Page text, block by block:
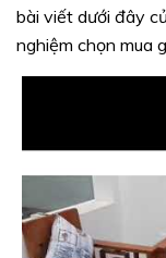
bài viết dưới đây
nghiệm chọn mua